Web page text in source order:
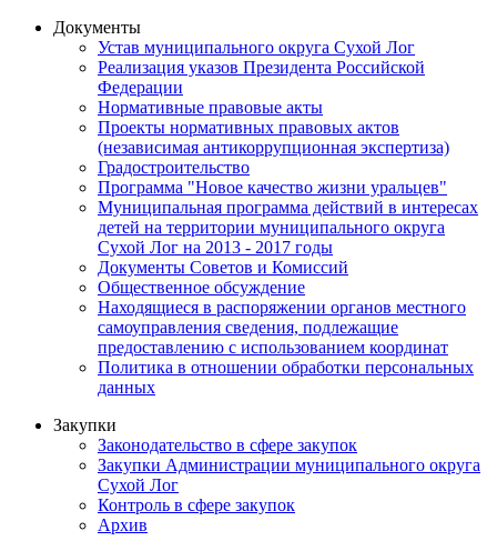
Документы
Устав муниципального округа Сухой Лог
Реализация указов Президента Российской
Федерации
Нормативные правовые акты
Проекты нормативных правовых актов
(независимая антикоррупционная экспертиза)
Градостроительство
Программа "Новое качество жизни уральцев"
Муниципальная программа действий в интересах
детей на территории муниципального округа
Сухой Лог на 2013 - 2017 годы
Документы Советов и Комиссий
Общественное обсуждение
Находящиеся в распоряжении органов местного
самоуправления сведения, подлежащие
предоставлению с использованием координат
Политика в отношении обработки персональных
данных
Закупки
Законодательство в сфере закупок
Закупки Администрации муниципального округа
Сухой Лог
Контроль в сфере закупок
Архив